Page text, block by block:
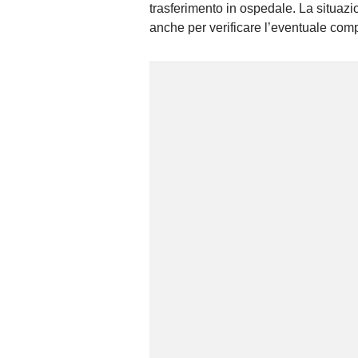
trasferimento in ospedale. La
anche per verificare l’eventuale